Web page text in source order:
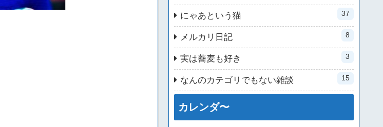
にゃあという猫 37
メルカリ日記 8
実は蕎麦も好き 3
なんのカテゴリでもない雑談 15
カレンダ〜